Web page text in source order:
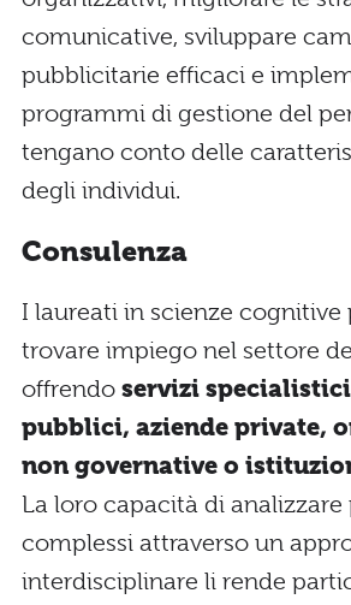
comunicative, sviluppare
pubblicitarie efficaci e
programmi di gestione del
tengano conto delle
degli individui.
Consulenza
I laureati in scienze cognitive
trovare impiego nel settore
offrendo servizi
pubblici, aziende private,
non governative o
La loro capacità di
complessi attraverso un
interdisciplinare li rende